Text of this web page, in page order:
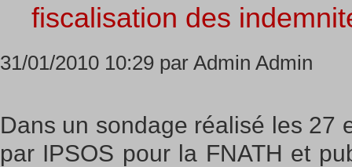
fiscalisation des
31/01/2010 10:29 par Admin Admin
Dans un sondage réalisé les 27
par IPSOS pour la FNATH et